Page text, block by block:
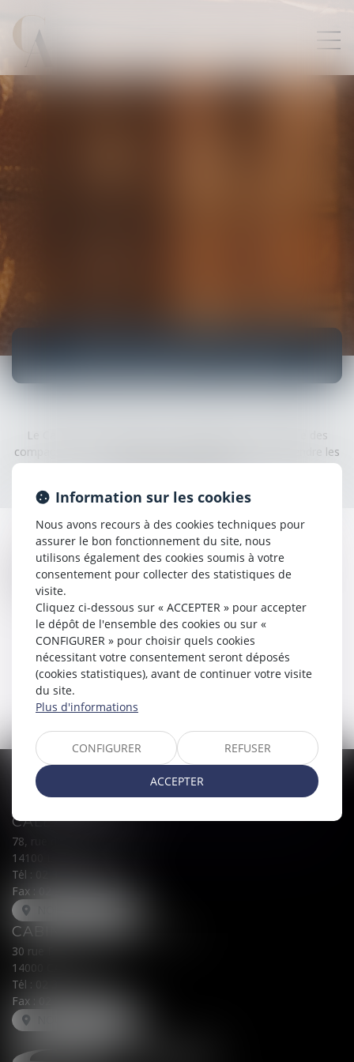
Le Cabinet CALEX AVOCATS compte parmi sa clientèle des
compagnies d’assurances qui le mandatent afin de défendre les
intérêts de leurs assurés.
Il assiste les victimes de préjudices (corporels, matériels,
financiers, professionnels…) à l’occasion de procédures en
responsabilité aux fins d’indemnisation.
Voir tous les domaines d'intervention
CALEX AVOCATS
78, rue du Général Leclerc
14100 LISIEUX
Tél :
Fax : 02 31 31 05 54
CABINET SECONDAIRE
30 rue Fred Scamaroni
14000 CAEN
Tél :
Fax : 02 31 71 32 30
Information sur les cookies
Nous avons recours à des cookies techniques pour
assurer le bon fonctionnement du site, nous
utilisons également des cookies soumis à votre
consentement pour collecter des statistiques de
visite.
Cliquez ci-dessous sur « ACCEPTER » pour accepter
le dépôt de l'ensemble des cookies ou sur «
CONFIGURER » pour choisir quels cookies
nécessitant votre consentement seront déposés
(cookies statistiques), avant de continuer votre visite
du site.
Plus d'informations
CONFIGURER REFUSER
ACCEPTER